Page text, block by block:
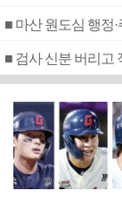
■ 마산 원도심 행정